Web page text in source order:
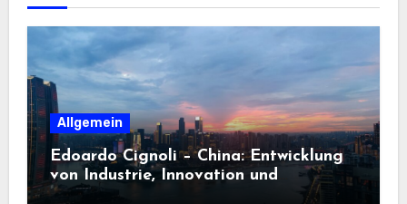
Allgemein
Edoardo Cignoli – China: Entwicklung
von Industrie, Innovation und
Technologie